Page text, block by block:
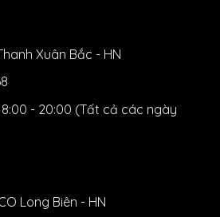
Xuân Bắc - HN
- 20:00 (Tất cả các ngày
Long Biên - HN